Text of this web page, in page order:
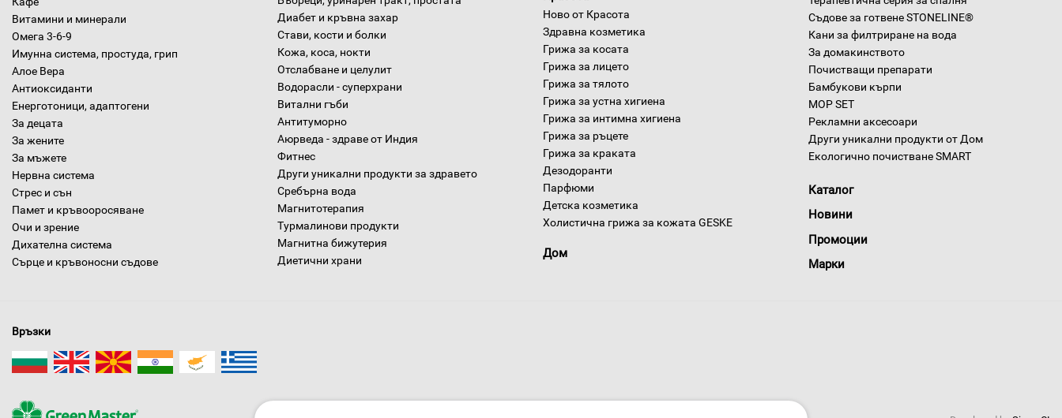
Витамини и минерали
Омега 3-6-9
Имунна система, простуда, грип
Алое Вера
Антиоксиданти
Енерготоници, адаптогени
За децата
За жените
За мъжете
Нервна система
Стрес и сън
Памет и кръвооросяване
Очи и зрение
Дихателна система
Сърце и кръвоносни съдове
Диабет и кръвна захар
Стави, кости и болки
Кожа, коса, нокти
Отслабване и целулит
Водорасли - суперхрани
Витални гъби
Антитуморно
Аюрведа - здраве от Индия
Фитнес
Други уникални продукти за здравето
Сребърна вода
Магнитотерапия
Турмалинови продукти
Магнитна бижутерия
Диетични храни
Ново от Красота
Здравна козметика
Грижа за косата
Грижа за лицето
Грижа за тялото
Грижа за устна хигиена
Грижа за интимна хигиена
Грижа за ръцете
Грижа за краката
Дезодоранти
Парфюми
Детска козметика
Холистична грижа за кожата GESKE
Дом
Съдове за готвене STONELINE®
Кани за филтриране на вода
За домакинството
Почистващи препарати
Бамбукови кърпи
MOP SET
Рекламни аксесоари
Други уникални продукти от Дом
Екологично почистване SMART
Каталог
Новини
Промоции
Марки
Връзки